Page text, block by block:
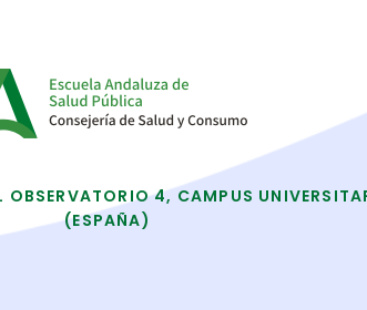
OBSERVATORIO 4, CAMPUS
(ESPAÑA)